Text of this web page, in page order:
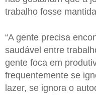
trabalho fosse
“A gente precisa
saudável entre
gente foca em
frequentemente se
lazer, se ignora o